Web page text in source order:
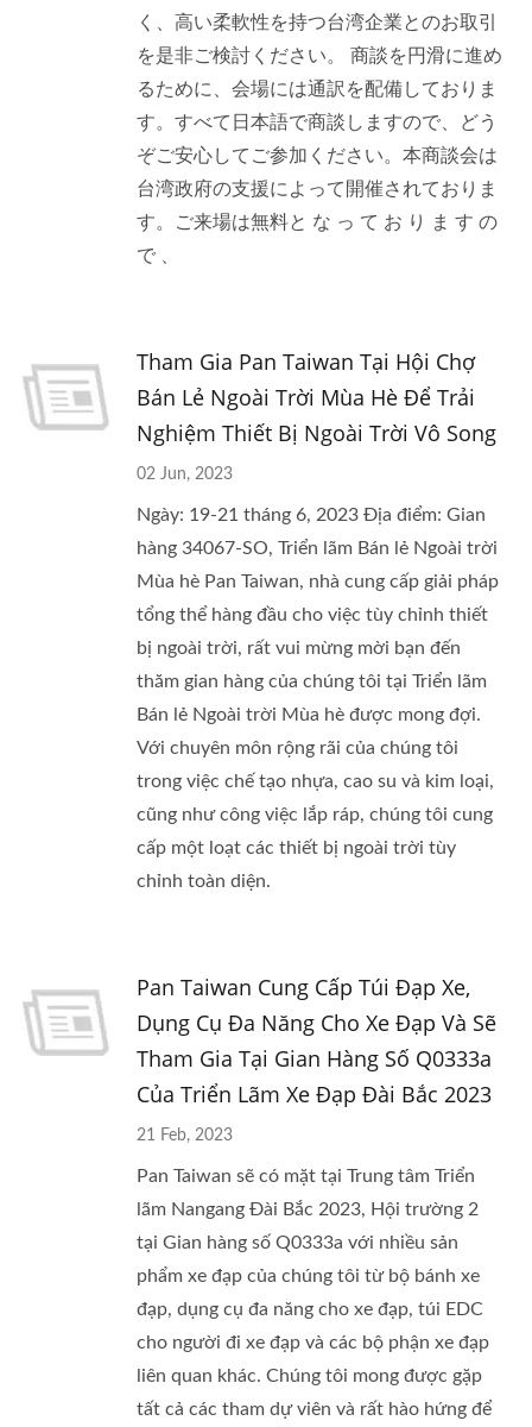
く、高い柔軟性を持つ台湾企業とのお取引
を是非ご検討ください。 商談を円滑に進め
るために、会場には通訳を配備しておりま
す。すべて日本語で商談しますので、どう
ぞご安心してご参加ください。本商談会は
台湾政府の支援によって開催されておりま
す。ご来場は無料と な っ て お り ま す の
で 、
Tham Gia Pan Taiwan Tại Hội Chợ
Bán Lẻ Ngoài Trời Mùa Hè Để Trải
Nghiệm Thiết Bị Ngoài Trời Vô Song
02 Jun, 2023
Ngày: 19-21 tháng 6, 2023 Địa điểm: Gian
hàng 34067-SO, Triển lãm Bán lẻ Ngoài trời
Mùa hè Pan Taiwan, nhà cung cấp giải pháp
tổng thể hàng đầu cho việc tùy chỉnh thiết
bị ngoài trời, rất vui mừng mời bạn đến
thăm gian hàng của chúng tôi tại Triển lãm
Bán lẻ Ngoài trời Mùa hè được mong đợi.
Với chuyên môn rộng rãi của chúng tôi
trong việc chế tạo nhựa, cao su và kim loại,
cũng như công việc lắp ráp, chúng tôi cung
cấp một loạt các thiết bị ngoài trời tùy
chỉnh toàn diện.
Pan Taiwan Cung Cấp Túi Đạp Xe,
Dụng Cụ Đa Năng Cho Xe Đạp Và Sẽ
Tham Gia Tại Gian Hàng Số Q0333a
Của Triển Lãm Xe Đạp Đài Bắc 2023
21 Feb, 2023
Pan Taiwan sẽ có mặt tại Trung tâm Triển
lãm Nangang Đài Bắc 2023, Hội trường 2
tại Gian hàng số Q0333a với nhiều sản
phẩm xe đạp của chúng tôi từ bộ bánh xe
đạp, dụng cụ đa năng cho xe đạp, túi EDC
cho người đi xe đạp và các bộ phận xe đạp
liên quan khác. Chúng tôi mong được gặp
tất cả các tham dự viên và rất hào hứng để